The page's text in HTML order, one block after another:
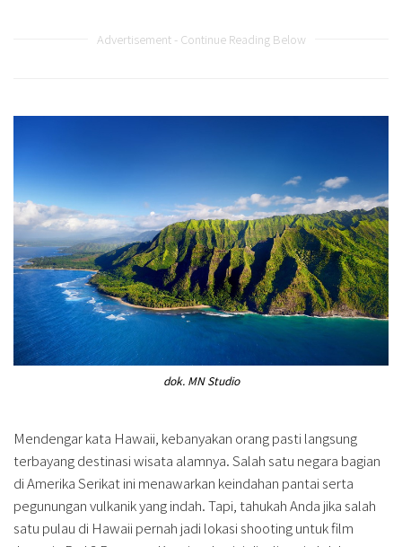
Advertisement - Continue Reading Below
dok. MN Studio
Mendengar kata Hawaii, kebanyakan orang pasti langsung
terbayang destinasi wisata alamnya. Salah satu negara bagian
di Amerika Serikat ini menawarkan keindahan pantai serta
pegunungan vulkanik yang indah. Tapi, tahukah Anda jika salah
satu pulau di Hawaii pernah jadi lokasi shooting untuk film